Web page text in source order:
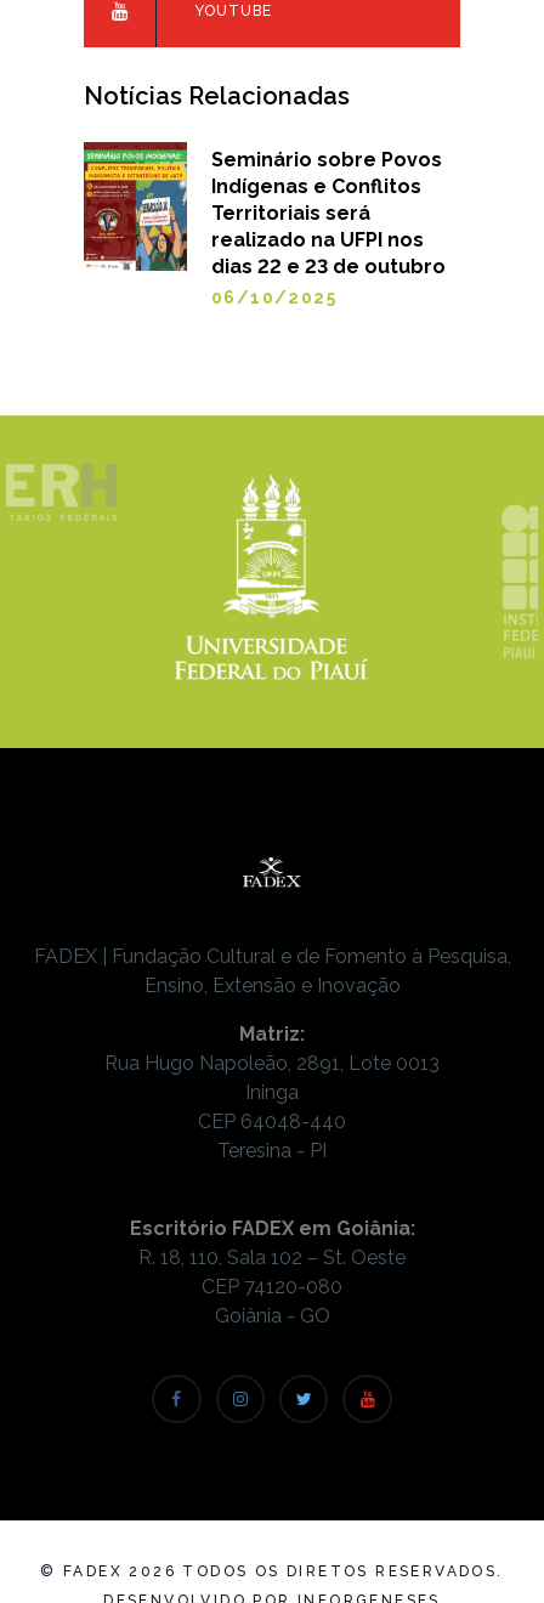
YOUTUBE
Notícias Relacionadas
Seminário sobre Povos
Indígenas e Conflitos
Territoriais será
realizado na UFPI nos
dias 22 e 23 de outubro
06/10/2025
FADEX | Fundação Cultural e de Fomento à Pesquisa,
Ensino, Extensão e Inovação
Matriz:
Rua Hugo Napoleão, 2891, Lote 0013
Ininga
CEP 64048-440
Teresina - PI
Escritório FADEX em Goiânia:
R. 18, 110, Sala 102 – St. Oeste
CEP 74120-080
Goiânia - GO
© FADEX2026 TODOS OS DIRETOS RESERVADOS.